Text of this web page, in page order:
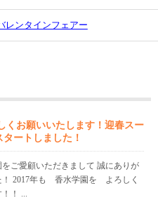
ンタインフェアー
くお願いいたします！迎春スー
ートしました！
をご愛顧いただきまして 誠にありが
！ 2017年も 香水学園を よろしく
！ ...